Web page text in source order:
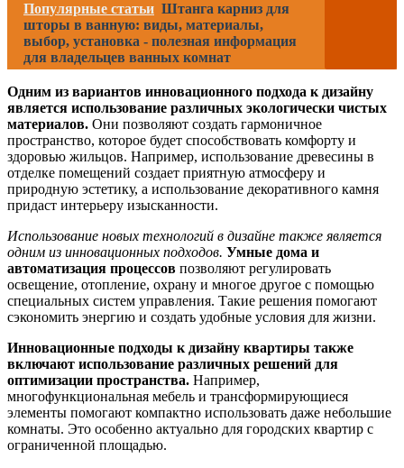
Популярные статьи Штанга карниз для
шторы в ванную: виды, материалы,
выбор, установка - полезная информация
для владельцев ванных комнат
Одним из вариантов инновационного подхода к дизайну
является использование различных экологически чистых
материалов. Они позволяют создать гармоничное
пространство, которое будет способствовать комфорту и
здоровью жильцов. Например, использование древесины в
отделке помещений создает приятную атмосферу и
природную эстетику, а использование декоративного камня
придаст интерьеру изысканности.
Использование новых технологий в дизайне также является
одним из инновационных подходов. Умные дома и
автоматизация процессов позволяют регулировать
освещение, отопление, охрану и многое другое с помощью
специальных систем управления. Такие решения помогают
сэкономить энергию и создать удобные условия для жизни.
Инновационные подходы к дизайну квартиры также
включают использование различных решений для
оптимизации пространства. Например,
многофункциональная мебель и трансформирующиеся
элементы помогают компактно использовать даже небольшие
комнаты. Это особенно актуально для городских квартир с
ограниченной площадью.